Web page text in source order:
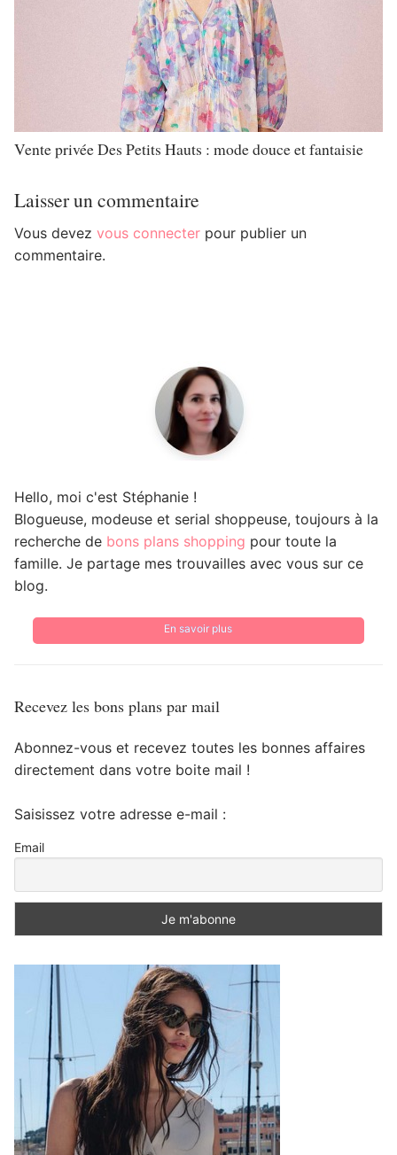
Vente privée Des Petits Hauts : mode douce et fantaisie
Laisser un commentaire
Vous devez vous connecter pour publier un
commentaire.
Hello, moi c'est Stéphanie !
Blogueuse, modeuse et serial shoppeuse, toujours à la
recherche de bons plans shopping pour toute la
famille. Je partage mes trouvailles avec vous sur ce
blog.
En savoir plus
Recevez les bons plans par mail
Abonnez-vous et recevez toutes les bonnes affaires
directement dans votre boite mail !
Saisissez votre adresse e-mail :
Email